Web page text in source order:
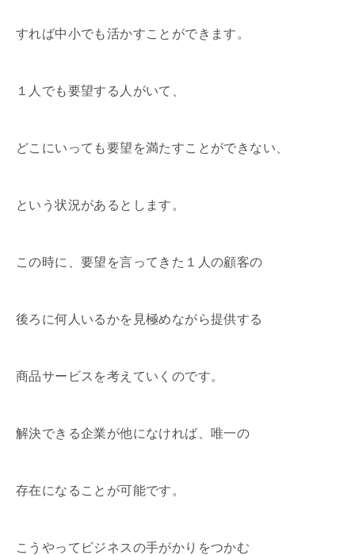
すれば中小でも活かすことができます。
１人でも要望する人がいて、
どこにいっても要望を満たすことができない、
という状況があるとします。
この時に、要望を言ってきた１人の顧客の
後ろに何人いるかを見極めながら提供する
商品サービスを考えていくのです。
解決できる企業が他になければ、唯一の
存在になることが可能です。
こうやってビジネスの手がかりをつかむ